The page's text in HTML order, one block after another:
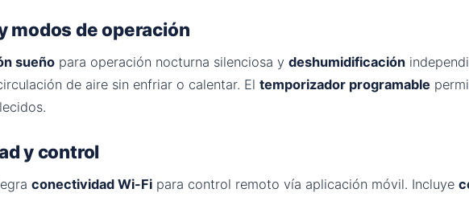
modos de operación
sueño para operación nocturna silenciosa y deshumidificación
de aire sin enfriar o calentar. El temporizador programable
y control
conectividad Wi-Fi para control remoto vía aplicación móvil. Incluye